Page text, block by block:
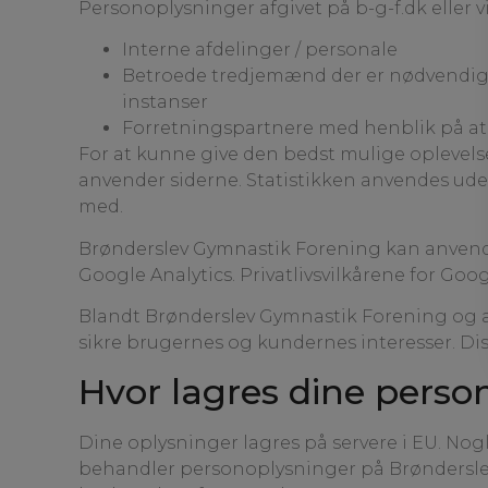
Personoplysninger afgivet på b-g-f.dk eller
Interne afdelinger / personale
Betroede tredjemænd der er
instanser
Forretningspartnere med henblik på
For at kunne give den bedst mulige
anvender siderne. Statistikken anvendes
med.
Brønderslev Gymnastik Forening kan
Google Analytics. Privatlivsvilkårene for
Blandt Brønderslev Gymnastik Forening
sikre brugernes og kundernes interesser.
Hvor lagres dine
Dine oplysninger lagres på servere i EU.
behandler personoplysninger på